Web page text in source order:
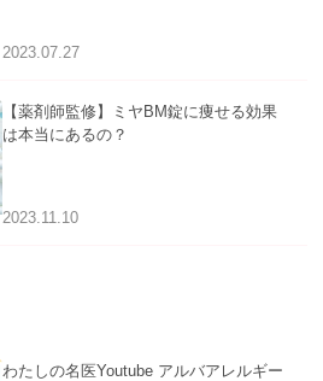
2023.07.27
【薬剤師監修】ミヤBM錠に痩せる効果
は本当にあるの？
2023.11.10
わたしの名医Youtube アルバアレルギー